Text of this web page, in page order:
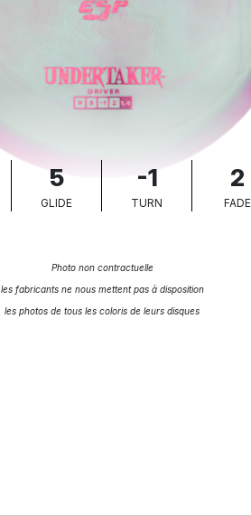
5
GLIDE
-1
TURN
2
FADE
Photo non contractuelle
les fabricants ne nous mettent pas à disposition
les photos de tous les coloris de leurs disques